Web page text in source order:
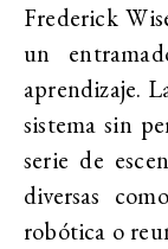
Frederick
un
aprendizaje.
sistema sin
serie de
diversas
robótica o